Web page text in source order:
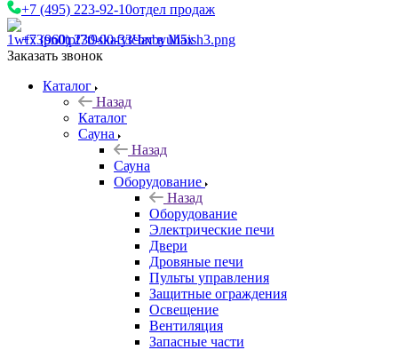
+7 (495) 223-92-10отдел продаж
+7 (960) 230-00-33Чат в Max
Заказать звонок
Каталог
Назад
Каталог
Сауна
Назад
Сауна
Оборудование
Назад
Оборудование
Электрические печи
Двери
Дровяные печи
Пульты управления
Защитные ограждения
Освещение
Вентиляция
Запасные части